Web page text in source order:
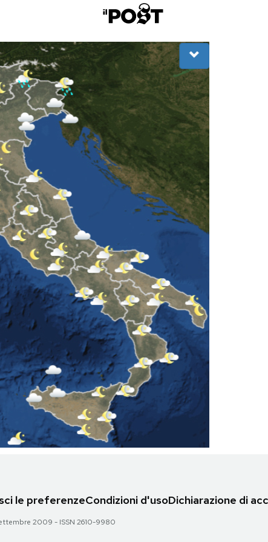
le preferenzeCondizioni d'usoDichiarazione di
2009 - ISSN 2610-9980